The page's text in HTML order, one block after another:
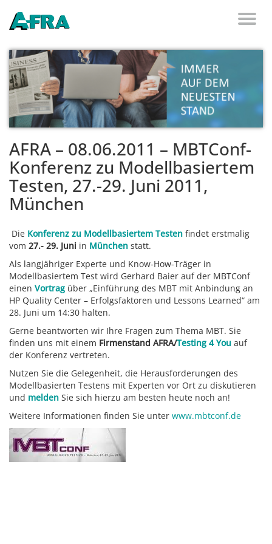
AFRA – 08.06.2011 – MBTConf-
Konferenz zu Modellbasiertem
Testen, 27.-29. Juni 2011,
München
Die Konferenz zu Modellbasiertem Testen findet erstmalig
vom 27.- 29. Juni in München statt.
Als langjähriger Experte und Know-How-Träger in
Modellbasiertem Test wird Gerhard Baier auf der MBTConf
einen Vortrag über „Einführung des MBT mit Anbindung an
HP Quality Center – Erfolgsfaktoren und Lessons Learned“ am
28. Juni um 14:30 halten.
Gerne beantworten wir Ihre Fragen zum Thema MBT. Sie
finden uns mit einem Firmenstand AFRA/Testing 4 You auf
der Konferenz vertreten.
Nutzen Sie die Gelegenheit, die Herausforderungen des
Modellbasierten Testens mit Experten vor Ort zu diskutieren
und melden Sie sich hierzu am besten heute noch an!
Weitere Informationen finden Sie unter www.mbtconf.de